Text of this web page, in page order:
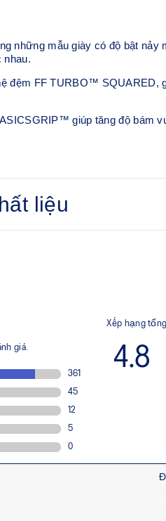
những mẫu giày có độ bật
nhau.
đệm FF TURBO™ SQUARED,
giúp tăng độ bám
liệu
giảm thiểu nhu cầu sử dụng
thoáng và cảm giác thoải mái
lại độ bám tiên tiến trên nhiều
định và kiểm soát trong mọi điều
quy trình nhuộm dung dịch,
và lượng khí thải carbon
thống.